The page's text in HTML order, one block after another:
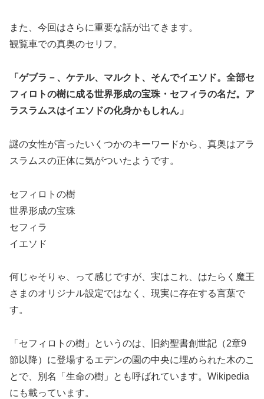
また、今回はさらに重要な話が出てきます。
観覧車での真奥のセリフ。
「ゲブラ－、ケテル、マルクト、そんでイエソド。全部セ
フィロトの樹に成る世界形成の宝珠・セフィラの名だ。ア
ラスラムスはイエソドの化身かもしれん」
謎の女性が言ったいくつかのキーワードから、真奥はアラ
スラムスの正体に気がついたようです。
セフィロトの樹
世界形成の宝珠
セフィラ
イエソド
何じゃそりゃ、って感じですが、実はこれ、はたらく魔王
さまのオリジナル設定ではなく、現実に存在する言葉で
す。
「セフィロトの樹」というのは、旧約聖書創世記（2章9
節以降）に登場するエデンの園の中央に埋められた木のこ
とで、別名「生命の樹」とも呼ばれています。Wikipedia
にも載っています。